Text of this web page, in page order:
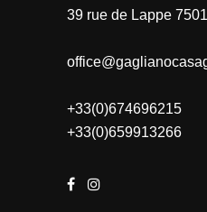
39 rue de Lappe
+33(0)674696215
+33(0)659913266